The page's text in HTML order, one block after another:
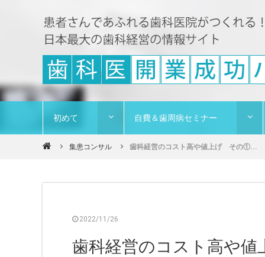
初めて 自費＆歯周病セミナー
集患コンサル 歯科経営のコスト高や値上げ その①...
2022/11/26
歯科経営のコスト高や